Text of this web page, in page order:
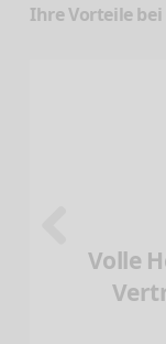
Ihre Vorteile
Volle